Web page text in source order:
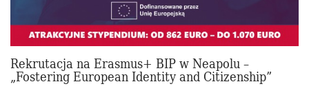
Rekrutacja na Erasmus+ BIP w Neapolu –
„Fostering European Identity and Citizenship”